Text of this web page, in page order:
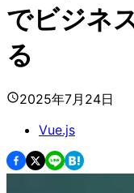
でビジネ
る
2025年7月24日
Vue.js